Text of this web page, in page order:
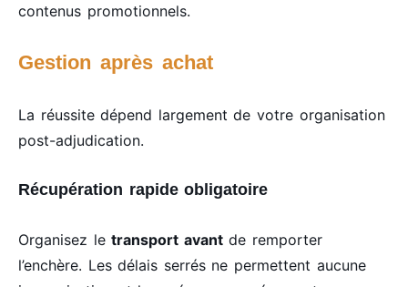
contenus promotionnels.
Gestion après achat
La réussite dépend largement de votre organisation
post-adjudication.
Récupération rapide obligatoire
Organisez letransport avantde remporter
l’enchère. Les délais serrés ne permettent aucune